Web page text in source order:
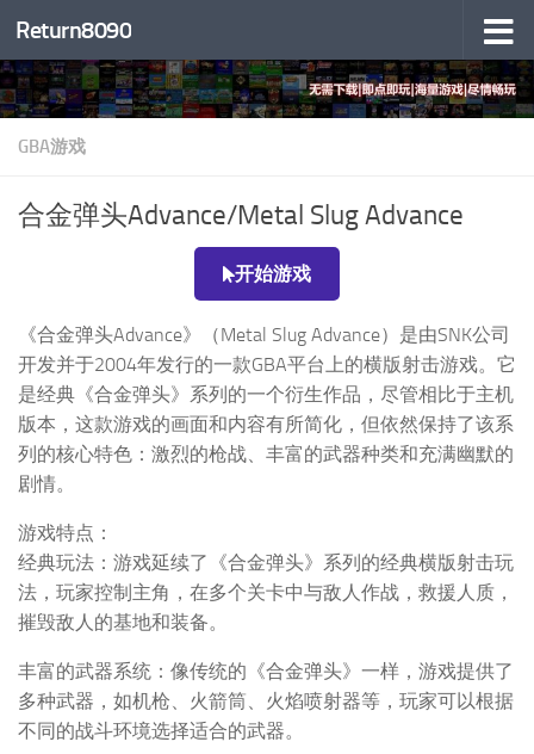
跳至内容
Return8090
GBA游戏
合金弹头Advance/Metal Slug Advance
开始游戏
《合金弹头Advance》（Metal Slug Advance）是由SNK公司
开发并于2004年发行的一款GBA平台上的横版射击游戏。它
是经典《合金弹头》系列的一个衍生作品，尽管相比于主机
版本，这款游戏的画面和内容有所简化，但依然保持了该系
列的核心特色：激烈的枪战、丰富的武器种类和充满幽默的
剧情。
游戏特点：
经典玩法：游戏延续了《合金弹头》系列的经典横版射击玩
法，玩家控制主角，在多个关卡中与敌人作战，救援人质，
摧毁敌人的基地和装备。
丰富的武器系统：像传统的《合金弹头》一样，游戏提供了
多种武器，如机枪、火箭筒、火焰喷射器等，玩家可以根据
不同的战斗环境选择适合的武器。